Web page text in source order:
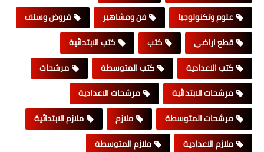
علوم وتكنولوجيا
فن ومشاهير
قروض وسلف
قطع اراضي
كتب
كتب الابتدائية
كتب الاعدادية
كتب المتوسطة
مرشحات
مرشحات الابتدائية
مرشحات الاعدادية
مرشحات المتوسطة
ملازم
ملازم الابتدائية
ملازم الاعدادية
ملازم المتوسطة